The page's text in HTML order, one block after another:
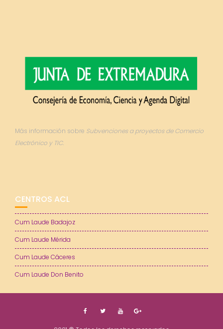
Más información sobre Subvenciones a proyectos de Comercio
Electrónico y TIC.
CENTROS ACL
Cum Laude Badajoz
Cum Laude Mérida
Cum Laude Cáceres
Cum Laude Don Benito